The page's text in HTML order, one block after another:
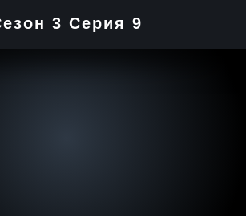
3 Серия 9